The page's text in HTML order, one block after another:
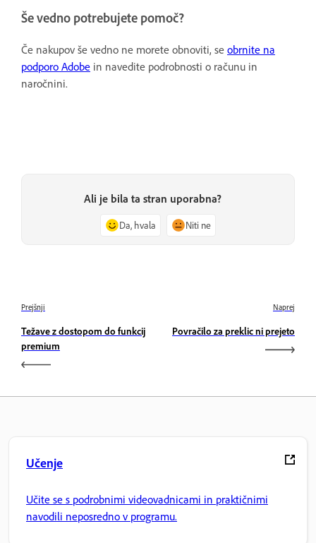
Še vedno potrebujete pomoč?
Če nakupov še vedno ne morete obnoviti, se obrnite na
podporo Adobe in navedite podrobnosti o računu in
naročnini.
Ali je bila ta stran uporabna?
Da, hvala Niti ne
Prejšnji
Težave z dostopom do funkcij
premium
Naprej
Povračilo za preklic ni prejeto
Učenje
Učite se s podrobnimi videovadnicami in praktičnimi
navodili neposredno v programu.